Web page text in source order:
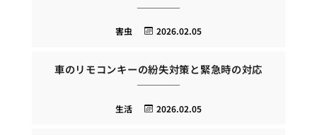
2026.02.05
害虫
車のリモコンキーの紛失対策と緊急時の対応
2026.02.05
生活